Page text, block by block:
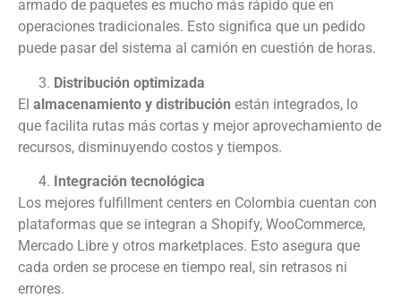
armado de paquetes es mucho más rápido que en
operaciones tradicionales. Esto significa que un pedido
puede pasar del sistema al camión en cuestión de horas.
Distribución optimizada
El almacenamiento y distribución están integrados, lo
que facilita rutas más cortas y mejor aprovechamiento de
recursos, disminuyendo costos y tiempos.
Integración tecnológica
Los mejores fulfillment centers en Colombia cuentan con
plataformas que se integran a Shopify, WooCommerce,
Mercado Libre y otros marketplaces. Esto asegura que
cada orden se procese en tiempo real, sin retrasos ni
errores.